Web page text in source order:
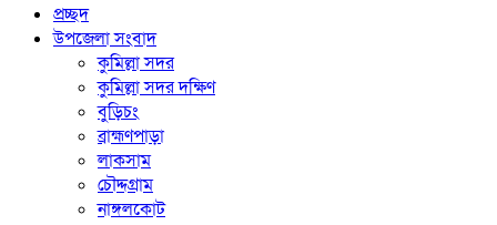
প্রচ্ছদ
উপজেলা সংবাদ
কুমিল্লা সদর
কুমিল্লা সদর দক্ষিণ
বুড়িচং
ব্রাহ্মণপাড়া
লাকসাম
চৌদ্দগ্রাম
নাঙ্গলকোট